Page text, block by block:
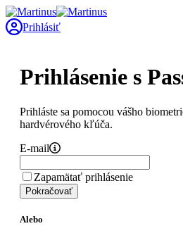
Prihlásiť
Prihlásenie s
Prihláste sa pomocou vášho
hardvérového kľúča.
E-mail
Zapamätať prihlásenie
Pokračovať
Alebo